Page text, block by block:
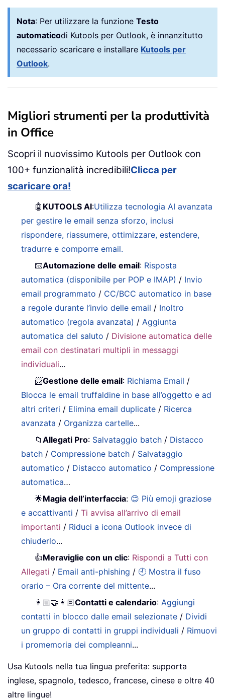
Nota: Per utilizzare la funzione Testo
automaticodi Kutools per Outlook, è innanzitutto
necessario scaricare e installare Kutools per
Outlook.
Migliori strumenti per la produttività
in Office
Scopri il nuovissimo Kutools per Outlook con
100+ funzionalità incredibili!Clicca per
scaricare ora!
🤖 KUTOOLS AI:Utilizza tecnologia AI avanzata
per gestire le email senza sforzo, inclusi
rispondere, riassumere, ottimizzare, estendere,
tradurre e comporre email.
📧Automazione delle email: Risposta
automatica (disponibile per POP e IMAP) / Invio
email programmato / CC/BCC automatico in base
a regole durante l’invio delle email / Inoltro
automatico (regola avanzata) / Aggiunta
automatica del saluto / Divisione automatica delle
email con destinatari multipli in messaggi
individuali...
📨Gestione delle email: Richiama Email /
Blocca le email truffaldine in base all’oggetto e ad
altri criteri / Elimina email duplicate / Ricerca
avanzata / Organizza cartelle...
📁Allegati Pro: Salvataggio batch / Distacco
batch / Compressione batch / Salvataggio
automatico / Distacco automatico / Compressione
automatica…
🌟Magia dell’interfaccia: 😊 Più emoji graziose
e accattivanti /Ti avvisa all’arrivo di email
importanti / Riduci a icona Outlook invece di
chiuderlo...
👍Meraviglie con un clic: Rispondi a Tutti con
Allegati / Email anti-phishing / 🕘 Mostra il fuso
orario – Ora corrente del mittente...
👩🏼‍🤝‍👩🏻Contatti e calendario: Aggiungi
contatti in blocco dalle email selezionate / Dividi
un gruppo di contatti in gruppi individuali / Rimuovi
i promemoria dei compleanni...
Usa Kutools nella tua lingua preferita: supporta
inglese, spagnolo, tedesco, francese, cinese e oltre 40
altre lingue!